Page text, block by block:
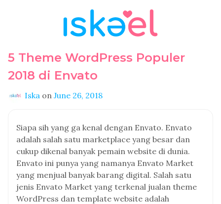
5 Theme WordPress Populer
2018 di Envato
Iska on June 26, 2018
Siapa sih yang ga kenal dengan Envato. Envato
adalah salah satu marketplace yang besar dan
cukup dikenal banyak pemain website di dunia.
Envato ini punya yang namanya Envato Market
yang menjual banyak barang digital. Salah satu
jenis Envato Market yang terkenal jualan theme
WordPress dan template website adalah